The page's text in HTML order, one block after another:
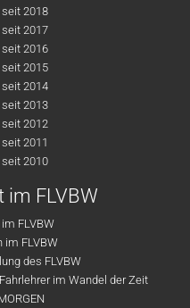
2018
2017
2016
2015
2014
2013
2012
2011
2010
im FLVBW
FLVBW
im FLVBW
des FLVBW
im Wandel der Zeit